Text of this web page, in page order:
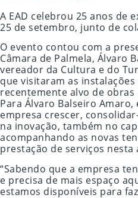
A EAD celebrou 25 anos de
25 de setembro, junto de
O evento contou com a
Câmara de Palmela, Álvaro
vereador da Cultura e do
que visitaram as instalações
recentemente alvo de
Para Álvaro Balseiro Amaro,
empresa crescer,
na inovação, também no
acompanhando as novas
prestação de serviços nesta
“Sabendo que a empresa
e precisa de mais espaço
estamos disponíveis para